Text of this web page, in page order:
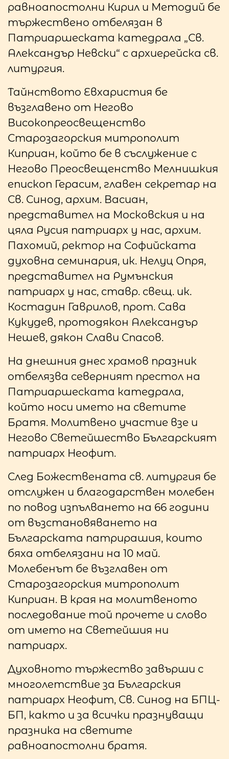
равноапостолни Кирил и Методий бе
тържествено отбелязан в
Патриаршеската катедрала „Св.
Александър Невски“ с архиерейска св.
литургия.
Тайнството Евхаристия бе
възглавено от Негово
Високопреосвещенство
Старозагорския митрополит
Киприан, който бе в съслужение с
Негово Преосвещенство Мелнишкия
епископ Герасим, главен секретар на
Св. Синод, архим. Васиан,
представител на Московския и на
цяла Русия патриарх у нас, архим.
Пахомий, ректор на Софийската
духовна семинария, ик. Нелуц Опря,
представител на Румънския
патриарх у нас, ставр. свещ. ик.
Костадин Гаврилов, прот. Сава
Кукудев, протодякон Александър
Нешев, дякон Слави Спасов.
На днешния днес храмов празник
отбелязва северният престол на
Патриаршеската катедрала,
който носи името на светите
Братя. Молитвено участие взе и
Негово Светейшество Българският
патриарх Неофит.
След Божествената св. литургия бе
отслужен и благодарствен молебен
по повод изпълването на 66 години
от възстановяването на
Българската патрирашия, които
бяха отбелязани на 10 май.
Молебенът бе възглавен от
Старозагорския митрополит
Киприан. В края на молитвеното
последование той прочете и слово
от името на Светейшия ни
патриарх.
Духовното тържество завърши с
многолетствие за Българския
патриарх Неофит, Св. Синод на БПЦ-
БП, както и за всички празнуващи
празника на светите
равноапостолни братя.